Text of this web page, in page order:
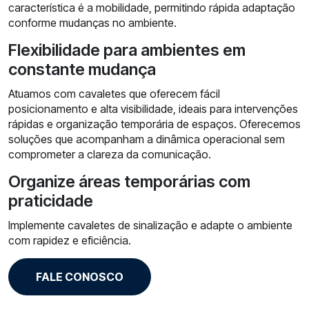
característica é a mobilidade, permitindo rápida adaptação
conforme mudanças no ambiente.
Flexibilidade para ambientes em
constante mudança
Atuamos com cavaletes que oferecem fácil
posicionamento e alta visibilidade, ideais para intervenções
rápidas e organização temporária de espaços. Oferecemos
soluções que acompanham a dinâmica operacional sem
comprometer a clareza da comunicação.
Organize áreas temporárias com
praticidade
Implemente cavaletes de sinalização e adapte o ambiente
com rapidez e eficiência.
FALE CONOSCO